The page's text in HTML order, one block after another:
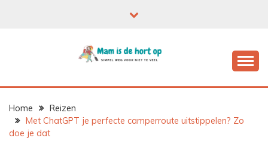
Home
Reizen
Met ChatGPT je perfecte camperroute uitstippelen? Zo
doe je dat